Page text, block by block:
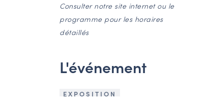
Consulter notre site internet ou le
programme pour les horaires
détaillés
L'événement
EXPOSITION